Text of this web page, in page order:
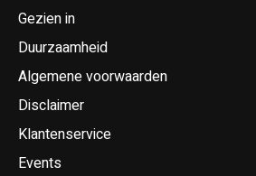
Gezien in
Duurzaamheid
Algemene voorwaarden
Disclaimer
Klantenservice
Events